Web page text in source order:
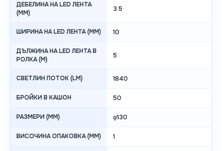
ДЕБЕЛИНА НА LED ЛЕНТА
(MM)
3.5
ШИРИНА НА LED ЛЕНТА (MM) 10
ДЪЛЖИНА НА LED ЛЕНТА В
РОЛКА (М)
5
СВЕТЛИН ПОТОК (LM) 1840
БРОЙКИ В КАШОН 50
РАЗМЕРИ (MM) φ130
ВИСОЧИНА ОПАКОВКА (MM) 1